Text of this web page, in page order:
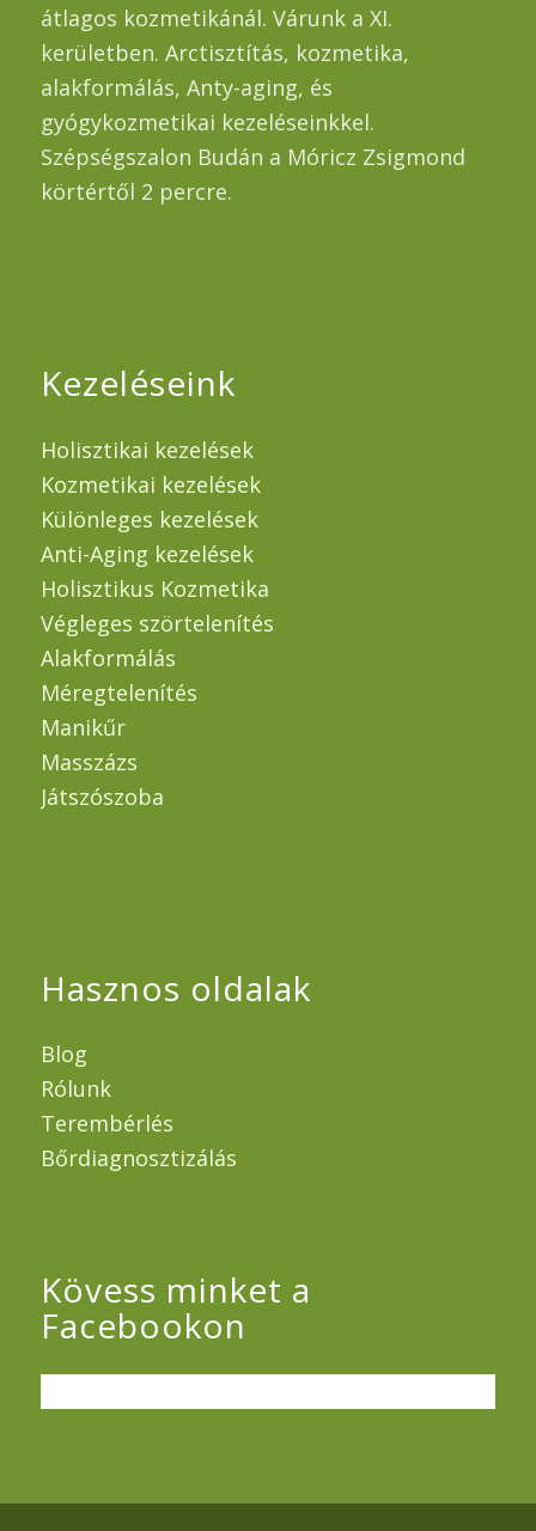
átlagos kozmetikánál. Várunk a XI.
kerületben. Arctisztítás, kozmetika,
alakformálás, Anty-aging, és
gyógykozmetikai kezeléseinkkel.
Szépségszalon Budán a Móricz Zsigmond
körtértől 2 percre.
Kezeléseink
Holisztikai kezelések
Kozmetikai kezelések
Különleges kezelések
Anti-Aging kezelések
Holisztikus Kozmetika
Végleges szörtelenítés
Alakformálás
Méregtelenítés
Manikűr
Masszázs
Játszószoba
Hasznos oldalak
Blog
Rólunk
Terembérlés
Bőrdiagnosztizálás
Kövess minket a
Facebookon